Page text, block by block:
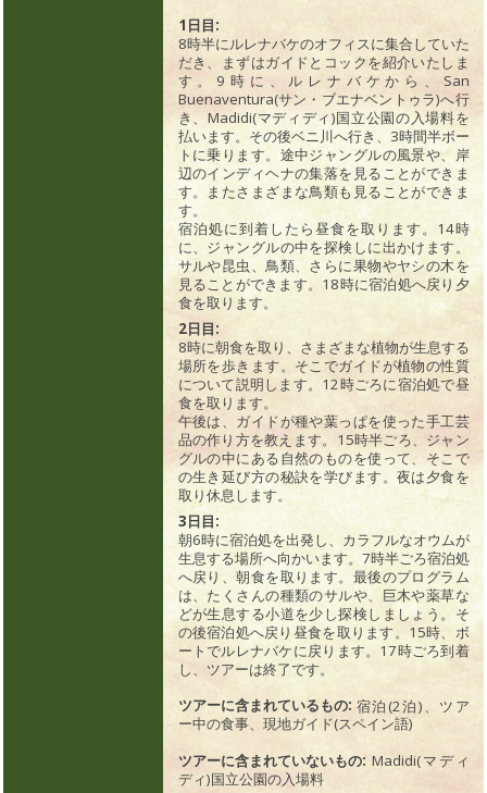
1日目:
8時半にルレナバケのオフィスに集合していた
だき、まずはガイドとコックを紹介いたしま
す。9時に、ルレナバケから、San
Buenaventura(サン・ブエナベントゥラ)へ行
き、Madidi(マディディ)国立公園の入場料を
払います。その後ベニ川へ行き、3時間半ボー
トに乗ります。途中ジャングルの風景や、岸
辺のインディヘナの集落を見ることができま
す。またさまざまな鳥類も見ることができま
す。
宿泊処に到着したら昼食を取ります。14時
に、ジャングルの中を探検しに出かけます。
サルや昆虫、鳥類、さらに果物やヤシの木を
見ることができます。18時に宿泊処へ戻り夕
食を取ります。
2日目:
8時に朝食を取り、さまざまな植物が生息する
場所を歩きます。そこでガイドが植物の性質
について説明します。12時ごろに宿泊処で昼
食を取ります。
午後は、ガイドが種や葉っぱを使った手工芸
品の作り方を教えます。15時半ごろ、ジャン
グルの中にある自然のものを使って、そこで
の生き延び方の秘訣を学びます。夜は夕食を
取り休息します。
3日目:
朝6時に宿泊処を出発し、カラフルなオウムが
生息する場所へ向かいます。7時半ごろ宿泊処
へ戻り、朝食を取ります。最後のプログラム
は、たくさんの種類のサルや、巨木や薬草な
どが生息する小道を少し探検しましょう。そ
の後宿泊処へ戻り昼食を取ります。15時、ボ
ートでルレナバケに戻ります。17時ごろ到着
し、ツアーは終了です。
ツアーに含まれているもの: 宿泊(2泊)、ツア
ー中の食事、現地ガイド(スペイン語)
ツアーに含まれていないもの: Madidi(マディ
ディ)国立公園の入場料